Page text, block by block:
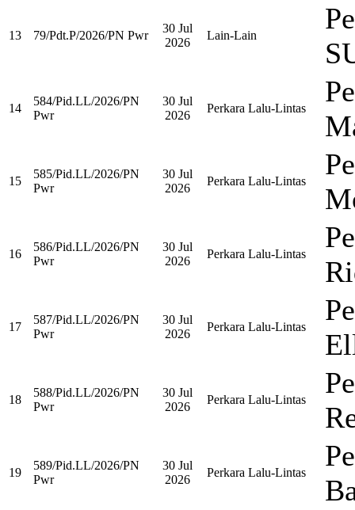
13 79/Pdt.P/2026/PN Pwr
30 Jul
2026
Lain-Lain
14
584/Pid.LL/2026/PN
Pwr
30 Jul
2026
Perkara Lalu-Lintas
15
585/Pid.LL/2026/PN
Pwr
30 Jul
2026
Perkara Lalu-Lintas
16
586/Pid.LL/2026/PN
Pwr
30 Jul
2026
Perkara Lalu-Lintas
17
587/Pid.LL/2026/PN
Pwr
30 Jul
2026
Perkara Lalu-Lintas
18
588/Pid.LL/2026/PN
Pwr
30 Jul
2026
Perkara Lalu-Lintas
19
589/Pid.LL/2026/PN
Pwr
30 Jul
2026
Perkara Lalu-Lintas